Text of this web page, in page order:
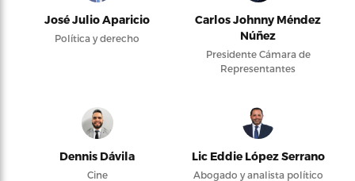
José Julio Aparicio
Política y derecho
Carlos Johnny Méndez
Núñez
Presidente Cámara de
Representantes
Dennis Dávila
Cine
Lic Eddie López Serrano
Abogado y analista político